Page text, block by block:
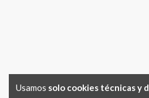
Usamos solo cookies técnicas y